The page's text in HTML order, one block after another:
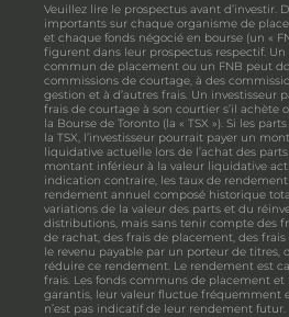
Veuillez lire le prospectus avant d’investir.
importants sur chaque organisme de
et chaque fonds négocié en bourse (un «
figurent dans leur prospectus respectif.
commun de placement ou un FNB peut
commissions de courtage, à des
gestion et à d’autres frais. Un investisseur
frais de courtage à son courtier s’il achète
la Bourse de Toronto (la « TSX »). Si les
la TSX, l’investisseur pourrait payer un
liquidative actuelle lors de l’achat des
montant inférieur à la valeur liquidative
indication contraire, les taux de
rendement annuel composé historique
variations de la valeur des parts et du
distributions, mais sans tenir compte des
de rachat, des frais de placement, des
le revenu payable par un porteur de titres,
réduire ce rendement. Le rendement est
frais. Les fonds communs de placement et
garantis, leur valeur fluctue fréquemment
n’est pas indicatif de leur rendement futur.